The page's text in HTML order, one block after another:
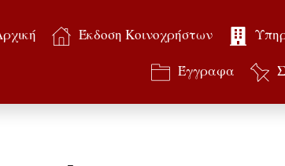
Έκδοση Κοινοχρήστων
Έγγραφα